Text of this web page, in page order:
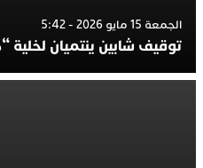
الجمعة 15 مايو 2026 - 5:42
توقيف شابين ينتميان لخلية